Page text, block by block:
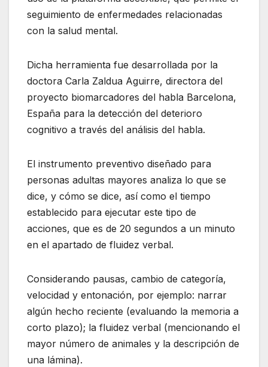
seguimiento de enfermedades relacionadas
con la salud mental.
Dicha herramienta fue desarrollada por la
doctora Carla Zaldua Aguirre, directora del
proyecto biomarcadores del habla Barcelona,
España para la detección del deterioro
cognitivo a través del análisis del habla.
El instrumento preventivo diseñado para
personas adultas mayores analiza lo que se
dice, y cómo se dice, así como el tiempo
establecido para ejecutar este tipo de
acciones, que es de 20 segundos a un minuto
en el apartado de fluidez verbal.
Considerando pausas, cambio de categoría,
velocidad y entonación, por ejemplo: narrar
algún hecho reciente (evaluando la memoria a
corto plazo); la fluidez verbal (mencionando el
mayor número de animales y la descripción de
una lámina).